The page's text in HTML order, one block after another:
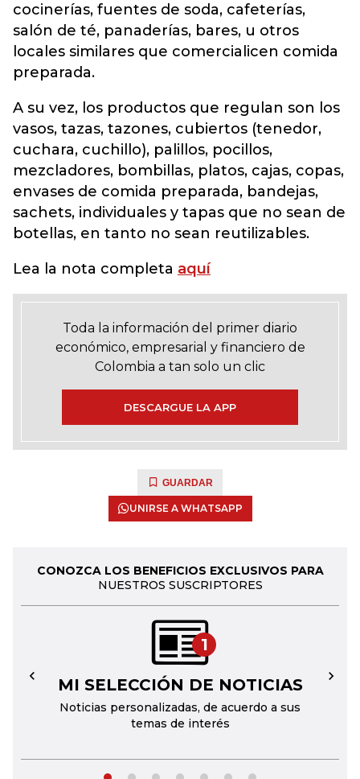
cocinerías, fuentes de soda, cafeterías,
salón de té, panaderías, bares, u otros
locales similares que comercialicen comida
preparada.
A su vez, los productos que regulan son los
vasos, tazas, tazones, cubiertos (tenedor,
cuchara, cuchillo), palillos, pocillos,
mezcladores, bombillas, platos, cajas, copas,
envases de comida preparada, bandejas,
sachets, individuales y tapas que no sean de
botellas, en tanto no sean reutilizables.
Lea la nota completa aquí
Toda la información del primer diario
económico, empresarial y financiero de
Colombia a tan solo un clic
DESCARGUE LA APP
GUARDAR
UNIRSE A WHATSAPP
CONOZCA LOS BENEFICIOS EXCLUSIVOS PARA
NUESTROS SUSCRIPTORES
1
MI SELECCIÓN DE NOTICIAS
Noticias personalizadas, de acuerdo a sus
temas de interés
← →